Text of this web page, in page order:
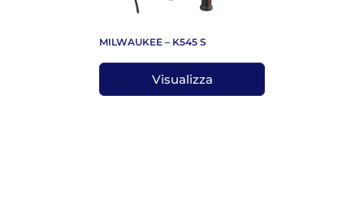
MILWAUKEE – K545 S
Visualizza